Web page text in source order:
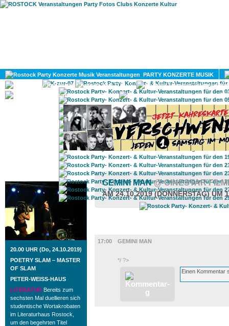
PARTY KONZERTE MUSIK
KULTUR
GAY
ROSTOCK TAGESTIPP
20.00 UHR (Do, 24.10.2019)
POETRY SLAM – MASTER
OF SLAM
PETER-WEISS-HAUS
LITERATUR Bereits zum
sechsten Mal duellieren sich
studentische Wortakrobaten
im Literaturhaus Rostock,
um den begehrten Titel
GEMINI MAN@ CINESTAR
AM 24.10.2019 (DONNERSTAG) UM
17:00
GEMINI MAN
*/ ?>